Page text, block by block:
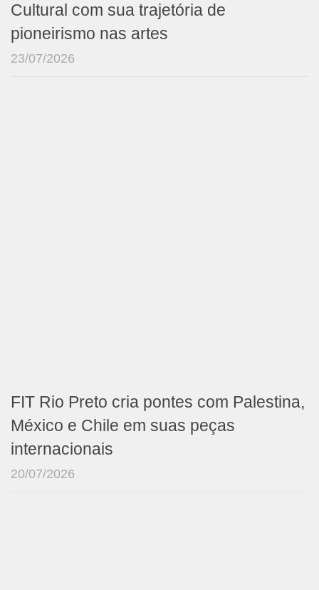
Cultural com sua trajetória de
pioneirismo nas artes
23/07/2026
FIT Rio Preto cria pontes com Palestina,
México e Chile em suas peças
internacionais
20/07/2026